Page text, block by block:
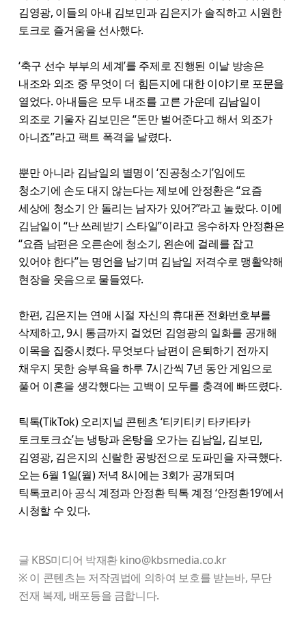
김영광, 이들의 아내 김보민과 김은지가 솔직하고 시원한
토크로 즐거움을 선사했다.
‘축구 선수 부부의 세계’를 주제로 진행된 이날 방송은
내조와 외조 중 무엇이 더 힘든지에 대한 이야기로 포문을
열었다. 아내들은 모두 내조를 고른 가운데 김남일이
외조로 기울자 김보민은 “돈만 벌어준다고 해서 외조가
아니죠”라고 팩트 폭격을 날렸다.
뿐만 아니라 김남일의 별명이 ‘진공청소기’임에도
청소기에 손도 대지 않는다는 제보에 안정환은 “요즘
세상에 청소기 안 돌리는 남자가 있어?”라고 놀랐다. 이에
김남일이 “난 쓰레받기 스타일”이라고 응수하자 안정환은
“요즘 남편은 오른손에 청소기, 왼손에 걸레를 잡고
있어야 한다”는 명언을 남기며 김남일 저격수로 맹활약해
현장을 웃음으로 물들였다.
한편, 김은지는 연애 시절 자신의 휴대폰 전화번호부를
삭제하고, 9시 통금까지 걸었던 김영광의 일화를 공개해
이목을 집중시켰다. 무엇보다 남편이 은퇴하기 전까지
채우지 못한 승부욕을 하루 7시간씩 7년 동안 게임으로
풀어 이혼을 생각했다는 고백이 모두를 충격에 빠뜨렸다.
틱톡(TikTok) 오리지널 콘텐츠 ‘티키티키 타카타카
토크토크쇼’는 냉탕과 온탕을 오가는 김남일, 김보민,
김영광, 김은지의 신랄한 공방전으로 도파민을 자극했다.
오는 6월 1일(월) 저녁 8시에는 3회가 공개되며
틱톡코리아 공식 계정과 안정환 틱톡 계정 ‘안정환19’에서
시청할 수 있다.
글 KBS미디어 박재환 kino@kbsmedia.co.kr
※ 이 콘텐츠는 저작권법에 의하여 보호를 받는바, 무단
전재 복제, 배포등을 금합니다.